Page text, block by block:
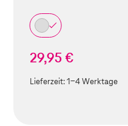
29,95 €
Lieferzeit:1-4 Werktage